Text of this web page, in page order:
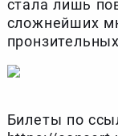
стала лишь
сложнейших
Билеты по